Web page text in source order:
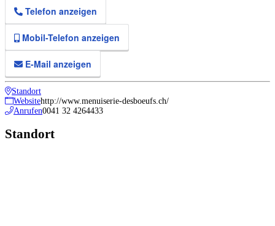
Telefon anzeigen
Mobil-Telefon anzeigen
E-Mail anzeigen
Standort
Websitehttp://www.menuiserie-desboeufs.ch/
Anrufen0041 32 4264433
Standort